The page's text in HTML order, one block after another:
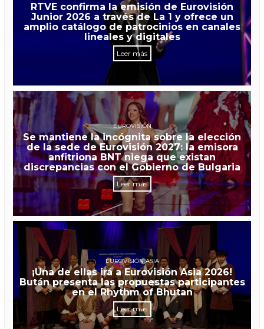
RTVE confirma la emisión de Eurovisión
Junior 2026 a través de La 1 y ofrece un
amplio catálogo de patrocinios en canales
lineales y digitales
Leer más
EUROVISIÓN
Se mantiene la incógnita sobre la elección
de la sede de Eurovisión 2027: la emisora
anfitriona BNT niega que existan
discrepancias con el Gobierno de Bulgaria
Leer más
EUROVISIÓN ASIA
¡Una de ellas irá a Eurovisión Asia 2026!
Bután presenta las propuestas participantes
en el Rhythm of Bhutan
Leer más